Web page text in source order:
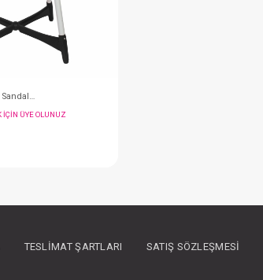
Sevi Bebe Mama Sandalyesi Minderi
TESLIMAT ŞARTLARI SATIŞ SÖZLEŞMESI